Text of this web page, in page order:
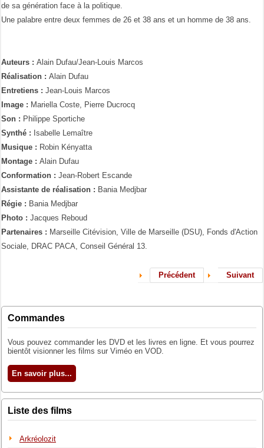
de sa génération face à la politique.
Une palabre entre deux femmes de 26 et 38 ans et un homme de 38 ans.
Auteurs : Alain Dufau/Jean-Louis Marcos
Réalisation : Alain Dufau
Entretiens : Jean-Louis Marcos
Image : Mariella Coste, Pierre Ducrocq
Son : Philippe Sportiche
Synthé : Isabelle Lemaître
Musique : Robin Kényatta
Montage : Alain Dufau
Conformation : Jean-Robert Escande
Assistante de réalisation : Bania Medjbar
Régie : Bania Medjbar
Photo : Jacques Reboud
Partenaires : Marseille Citévision, Ville de Marseille (DSU), Fonds d'Action
Sociale, DRAC PACA, Conseil Général 13.
Précédent Suivant
Commandes
Vous pouvez commander les DVD et les livres en ligne. Et vous pourrez
bientôt visionner les films sur Viméo en VOD.
En savoir plus...
Liste des films
Arkréolozit